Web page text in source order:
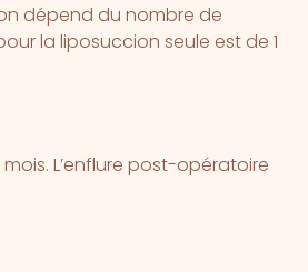
dépend du nombre de
la liposuccion seule est de 1
L’enflure post-opératoire